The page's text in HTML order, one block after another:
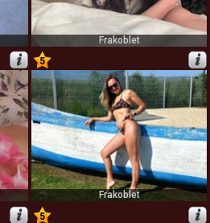
Frakoblet
5
6
Frakoblet
5